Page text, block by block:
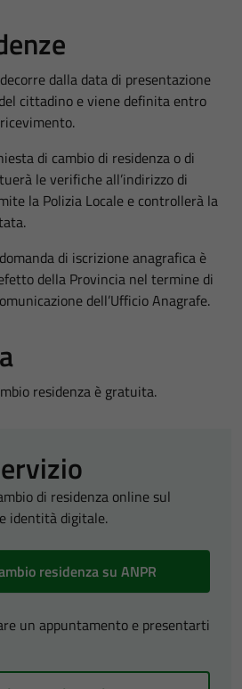
dalla data di presentazione
cittadino e viene definita entro
di cambio di residenza o di
le verifiche all’indirizzo di
la Polizia Locale e controllerà la
di iscrizione anagrafica è
della Provincia nel termine di
dell’Ufficio Anagrafe.
residenza è gratuita.
di residenza online sul
identità digitale.
residenza su ANPR
un appuntamento e presentarti